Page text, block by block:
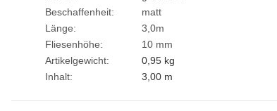
Beschaffenheit:
matt
Länge:
3,0m
Fliesenhöhe:
10 mm
Artikelgewicht:
0,95 kg
Inhalt:
3,00 m